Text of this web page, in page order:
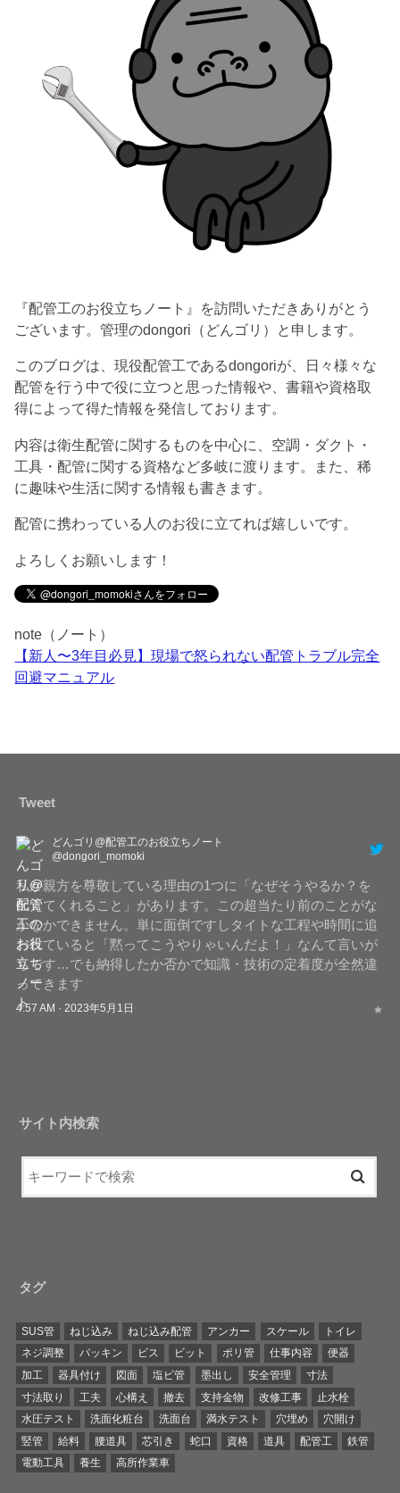
『配管工のお役立ちノート』を訪問いただきありがとう
ございます。管理のdongori（どんゴリ）と申します。
このブログは、現役配管工であるdongoriが、日々様々な
配管を行う中で役に立つと思った情報や、書籍や資格取
得によって得た情報を発信しております。
内容は衛生配管に関するものを中心に、空調・ダクト・
工具・配管に関する資格など多岐に渡ります。また、稀
に趣味や生活に関する情報も書きます。
配管に携わっている人のお役に立てれば嬉しいです。
よろしくお願いします！
note（ノート）
【新人〜3年目必見】現場で怒られない配管トラブル完全
回避マニュアル
Tweet
どんゴリ@配管工のお役立ちノート
@dongori_momoki
私が親方を尊敬している理由の1つに「なぜそうやるか？を
伝えてくれること」があります。この超当たり前のことがな
かなかできません。単に面倒ですしタイトな工程や時間に追
われていると「黙ってこうやりゃいんだよ！」なんて言いが
ちです…でも納得したか否かで知識・技術の定着度が全然違
ってきます
4:57 AM · 2023年5月1日
サイト内検索
タグ
SUS管 ねじ込み ねじ込み配管 アンカー スケール
トイレ
ネジ調整
パッキン ビス ビット ポリ管 仕事内容
便器
加工
器具付け 図面 塩ビ管 墨出し 安全管理
寸法
寸法取り
工夫 心構え 撤去 支持金物 改修工事
止水栓
水圧テスト
洗面化粧台 洗面台 満水テスト 穴埋め
穴開け
竪管
給料 腰道具 芯引き 蛇口 資格 道具 配管工
鉄管
電動工具
養生 高所作業車